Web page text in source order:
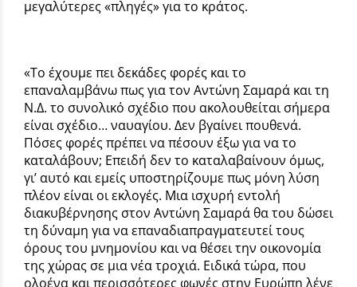
μεγαλύτερες «πληγές» για το κράτος.
«Το έχουμε πει δεκάδες φορές και το
επαναλαμβάνω πως για τον Αντώνη Σαμαρά και τη
Ν.Δ. το συνολικό σχέδιο που ακολουθείται σήμερα
είναι σχέδιο… ναυαγίου. Δεν βγαίνει πουθενά.
Πόσες φορές πρέπει να πέσουν έξω για να το
καταλάβουν; Επειδή δεν το καταλαβαίνουν όμως,
γι’ αυτό και εμείς υποστηρίζουμε πως μόνη λύση
πλέον είναι οι εκλογές. Μια ισχυρή εντολή
διακυβέρνησης στον Αντώνη Σαμαρά θα του δώσει
τη δύναμη για να επαναδιαπραγματευτεί τους
όρους του μνημονίου και να θέσει την οικονομία
της χώρας σε μια νέα τροχιά. Ειδικά τώρα, που
ολοένα και περισσότερες φωνές στην Ευρώπη λένε